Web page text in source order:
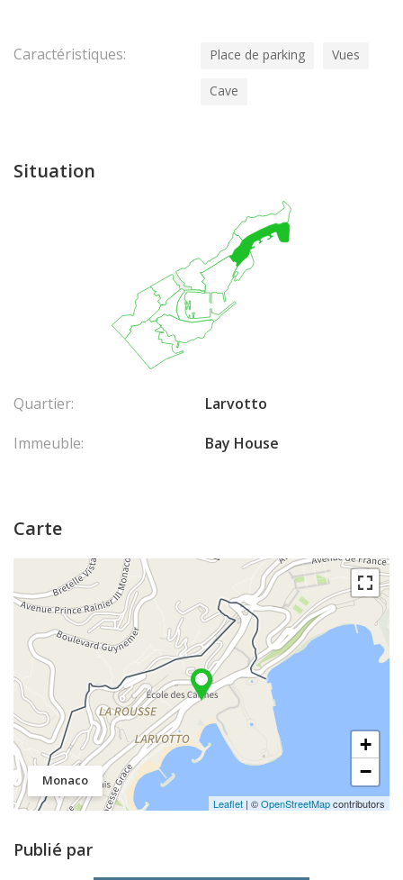
Caractéristiques: Place de parking Vues
Cave
Situation
Quartier:
Larvotto
Immeuble:
Bay House
Carte
Monaco
+
−
Leaflet | ©OpenStreetMapcontributors
Publié par